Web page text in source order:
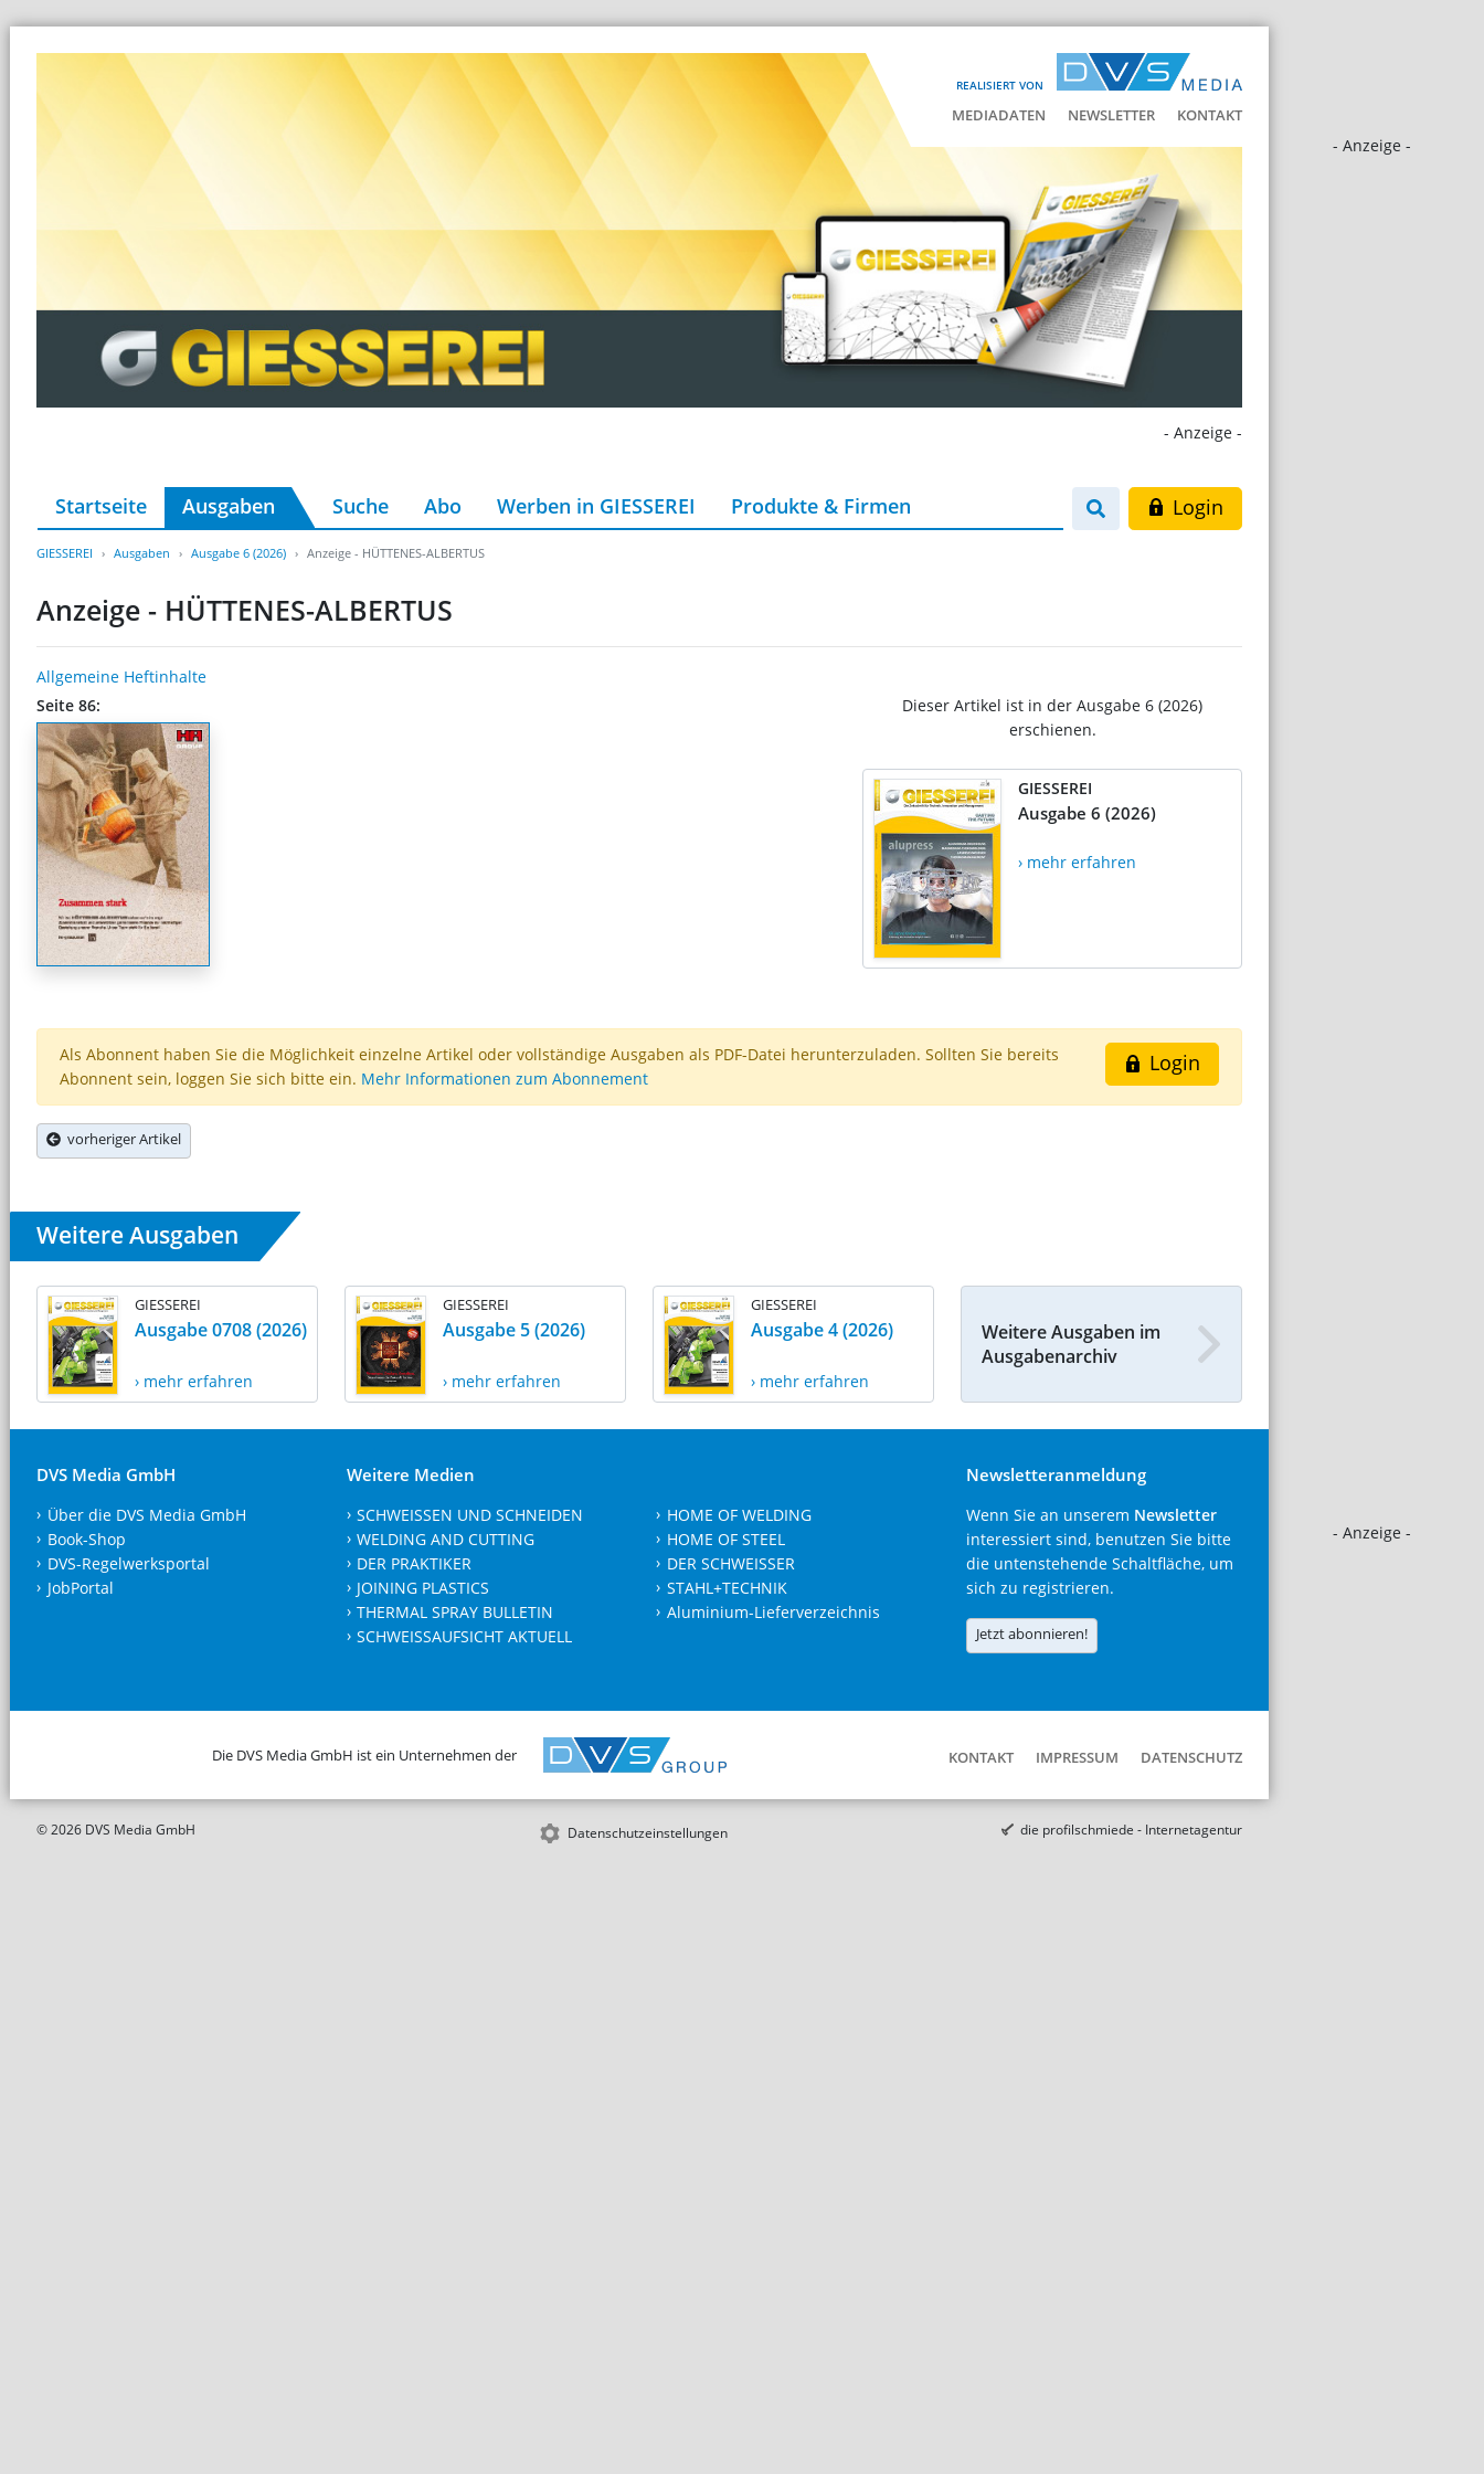
REALISIERT VON
MEDIADATEN NEWSLETTER KONTAKT
- Anzeige -
- Anzeige -
- Anzeige -
Startseite Ausgaben Suche Abo Werben in GIESSEREI Produkte & Firmen Login
GIESSEREI Ausgaben Ausgabe 6 (2026) Anzeige - HÜTTENES-ALBERTUS
Anzeige - HÜTTENES-ALBERTUS
Allgemeine Heftinhalte
Seite 86:
Dieser Artikel ist in der Ausgabe 6 (2026)
erschienen.
GIESSEREI
Ausgabe 6 (2026)
› mehr erfahren
Login
Als Abonnent haben Sie die Möglichkeit einzelne Artikel oder vollständige Ausgaben als PDF-Datei herunterzuladen. Sollten Sie bereits
Abonnent sein, loggen Sie sich bitte ein. Mehr Informationen zum Abonnement
vorheriger Artikel
Weitere Ausgaben
GIESSEREI
Ausgabe 0708 (2026)
› mehr erfahren
GIESSEREI
Ausgabe 5 (2026)
› mehr erfahren
GIESSEREI
Ausgabe 4 (2026)
› mehr erfahren
Weitere Ausgaben im
Ausgabenarchiv
DVS Media GmbH
Über die DVS Media GmbH
Book-Shop
DVS-Regelwerksportal
JobPortal
Weitere Medien
SCHWEISSEN UND SCHNEIDEN
WELDING AND CUTTING
DER PRAKTIKER
JOINING PLASTICS
THERMAL SPRAY BULLETIN
SCHWEISSAUFSICHT AKTUELL
HOME OF WELDING
HOME OF STEEL
DER SCHWEISSER
STAHL+TECHNIK
Aluminium-Lieferverzeichnis
Newsletteranmeldung
Wenn Sie an unserem Newsletter
interessiert sind, benutzen Sie bitte
die untenstehende Schaltfläche, um
sich zu registrieren.
Jetzt abonnieren!
Die DVS Media GmbH ist ein Unternehmen der KONTAKT IMPRESSUM DATENSCHUTZ
© 2026 DVS Media GmbH Datenschutzeinstellungen die profilschmiede - Internetagentur